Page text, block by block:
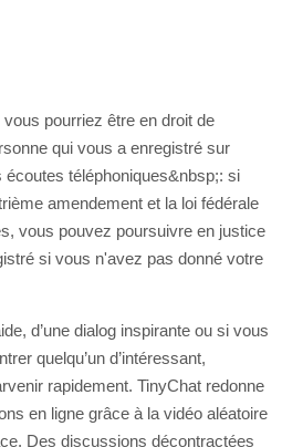
pourriez être en droit de
qui vous a enregistré sur
téléphoniques&nbsp;: si
amendement et la loi fédérale
vous pouvez poursuivre en justice
si vous n'avez pas donné votre
d’une dialog inspirante ou si vous
quelqu’un d’intéressant,
rapidement. TinyChat redonne
en ligne grâce à la vidéo aléatoire
Des discussions décontractées